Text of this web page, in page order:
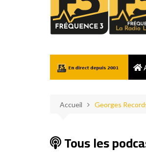
Accueil Georges
Tous les